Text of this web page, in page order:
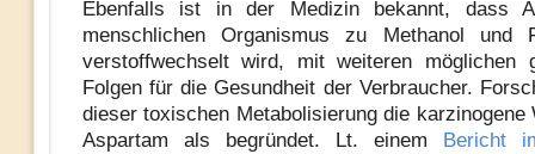
Ebenfalls ist in der Medizin bekannt, dass
menschlichen Organismus zu Methanol und
verstoffwechselt wird, mit weiteren möglichen
Folgen für die Gesundheit der Verbraucher.
dieser toxischen Metabolisierung die karzinogene
Aspartam als begründet. Lt. einem Bericht